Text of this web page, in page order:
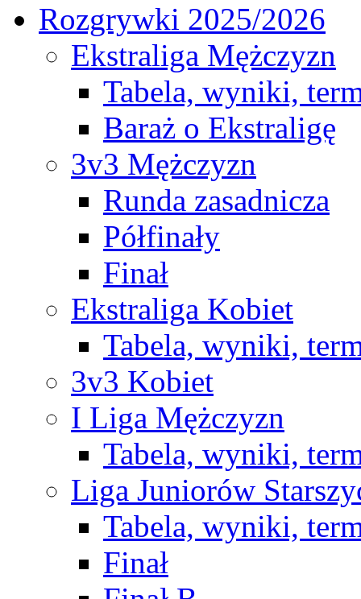
Rozgrywki 2025/2026
Ekstraliga Mężczyzn
Tabela, wyniki,
Baraż o Ekstraligę
3v3 Mężczyzn
Runda zasadnicza
Półfinały
Finał
Ekstraliga Kobiet
Tabela, wyniki,
3v3 Kobiet
I Liga Mężczyzn
Tabela, wyniki,
Liga Juniorów
Tabela, wyniki,
Finał